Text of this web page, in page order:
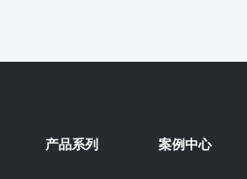
产品系列 案例中心